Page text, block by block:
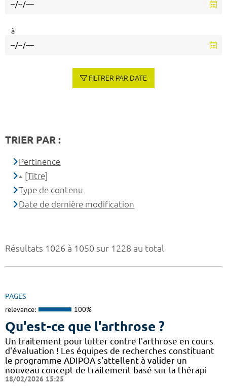
Résultats 1026 à 1050 sur 1228 au total
PAGES
relevance: 100%
Qu'est-ce que l'arthrose ?
Un traitement pour lutter contre l'arthrose en cours
d'évaluation ! Les équipes de recherches constituant
le programme ADIPOA s'attellent à valider un
nouveau concept de traitement basé sur la thérapi
18/02/2026 15:25
à
FILTRER PAR DATE
TRIER PAR :
Pertinence
[Titre]
Type de contenu
Date de dernière modification